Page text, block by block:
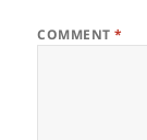
COMMENT*